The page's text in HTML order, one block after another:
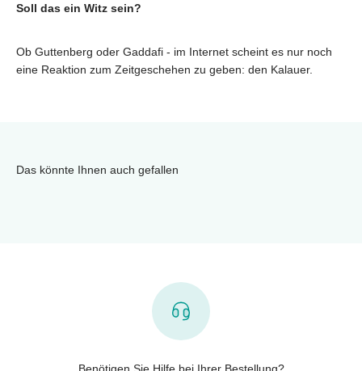
Soll das ein Witz sein?
Ob Guttenberg oder Gaddafi - im Internet scheint es nur noch
eine Reaktion zum Zeitgeschehen zu geben: den Kalauer.
Das könnte Ihnen auch gefallen